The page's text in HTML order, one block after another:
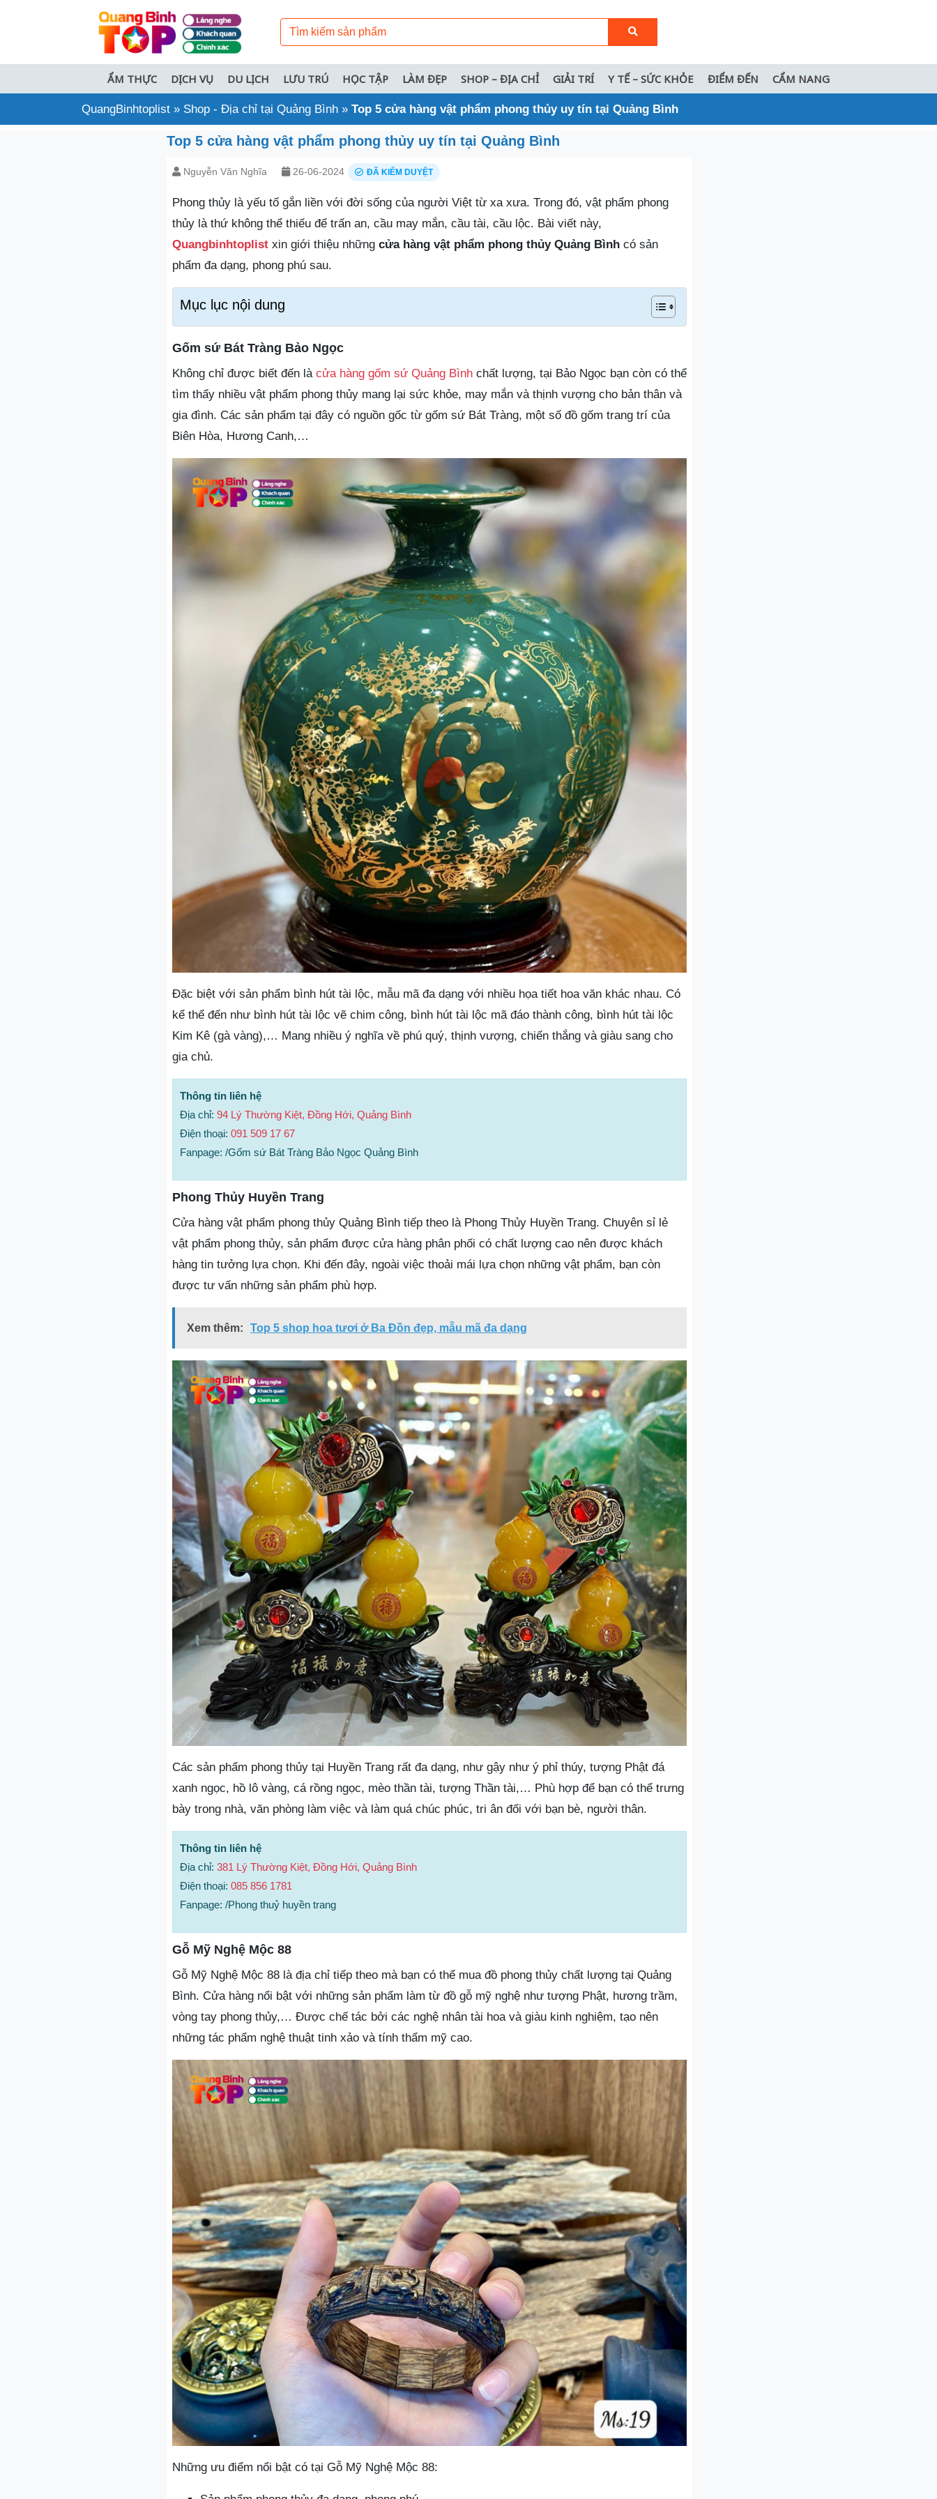
ẨM THỰC DỊCH VỤ DU LỊCH LƯU TRÚ HỌC TẬP LÀM ĐẸP SHOP – ĐỊA CHỈ GIẢI TRÍ Y TẾ – SỨC KHỎE ĐIỂM ĐẾN CẨM NANG
QuangBinhtoplist » Shop - Địa chỉ tại Quảng Bình » Top 5 cửa hàng vật phẩm phong thủy uy tín tại Quảng Bình
Top 5 cửa hàng vật phẩm phong thủy uy tín tại Quảng Bình
Nguyễn Văn Nghĩa 26-06-2024 ĐÃ KIỂM DUYỆT
Phong thủy là yếu tố gắn liền với đời sống của người Việt từ xa xưa. Trong đó, vật phẩm phong
thủy là thứ không thể thiếu để trấn an, cầu may mắn, cầu tài, cầu lộc. Bài viết này,
Quangbinhtoplist xin giới thiệu những cửa hàng vật phẩm phong thủy Quảng Bình có sản
phẩm đa dạng, phong phú sau.
Mục lục nội dung
Gốm sứ Bát Tràng Bảo Ngọc
Không chỉ được biết đến là cửa hàng gốm sứ Quảng Bình chất lượng, tại Bảo Ngọc bạn còn có thể
tìm thấy nhiều vật phẩm phong thủy mang lại sức khỏe, may mắn và thịnh vượng cho bản thân và
gia đình. Các sản phẩm tại đây có nguồn gốc từ gốm sứ Bát Tràng, một số đồ gốm trang trí của
Biên Hòa, Hương Canh,…
Đặc biệt với sản phẩm bình hút tài lộc, mẫu mã đa dạng với nhiều họa tiết hoa văn khác nhau. Có
kể thể đến như bình hút tài lộc vẽ chim công, bình hút tài lộc mã đáo thành công, bình hút tài lộc
Kim Kê (gà vàng),… Mang nhiều ý nghĩa về phú quý, thịnh vượng, chiến thắng và giàu sang cho
gia chủ.
Thông tin liên hệ
Địa chỉ: 94 Lý Thường Kiệt, Đồng Hới, Quảng Bình
Điện thoại: 091 509 17 67
Fanpage: /Gốm sứ Bát Tràng Bảo Ngọc Quảng Bình
Phong Thủy Huyền Trang
Cửa hàng vật phẩm phong thủy Quảng Bình tiếp theo là Phong Thủy Huyền Trang. Chuyên sỉ lẻ
vật phẩm phong thủy, sản phẩm được cửa hàng phân phối có chất lượng cao nên được khách
hàng tin tưởng lựa chọn. Khi đến đây, ngoài việc thoải mái lựa chọn những vật phẩm, bạn còn
được tư vấn những sản phẩm phù hợp.
Xem thêm: Top 5 shop hoa tươi ở Ba Đồn đẹp, mẫu mã đa dạng
Các sản phẩm phong thủy tại Huyền Trang rất đa dạng, như gậy như ý phỉ thúy, tượng Phật đá
xanh ngọc, hồ lô vàng, cá rồng ngọc, mèo thần tài, tượng Thần tài,… Phù hợp để bạn có thể trưng
bày trong nhà, văn phòng làm việc và làm quá chúc phúc, tri ân đối với bạn bè, người thân.
Thông tin liên hệ
Địa chỉ: 381 Lý Thường Kiệt, Đồng Hới, Quảng Bình
Điện thoại: 085 856 1781
Fanpage: /Phong thuỷ huyền trang
Gỗ Mỹ Nghệ Mộc 88
Gỗ Mỹ Nghệ Mộc 88 là địa chỉ tiếp theo mà bạn có thể mua đồ phong thủy chất lượng tại Quảng
Bình. Cửa hàng nổi bật với những sản phẩm làm từ đồ gỗ mỹ nghệ như tượng Phật, hương trầm,
vòng tay phong thủy,… Được chế tác bởi các nghệ nhân tài hoa và giàu kinh nghiệm, tạo nên
những tác phẩm nghệ thuật tinh xảo và tính thẩm mỹ cao.
Những ưu điểm nổi bật có tại Gỗ Mỹ Nghệ Mộc 88: